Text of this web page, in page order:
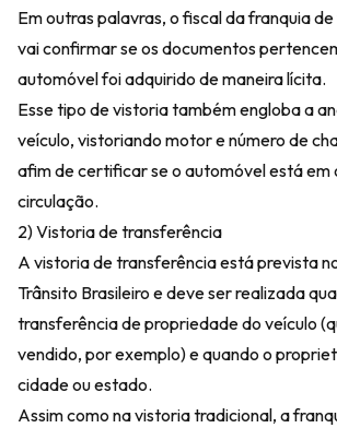
Em outras palavras, o fiscal da franquia
vai confirmar se os documentos
automóvel foi adquirido de maneira lícita.
Esse tipo de vistoria também engloba a
veículo, vistoriando motor e número de
afim de certificar se o automóvel está em
circulação.
2) Vistoria de transferência
A vistoria de transferência está prevista
Trânsito Brasileiro e deve ser realizada
transferência de propriedade do veículo
vendido, por exemplo) e quando o
cidade ou estado.
Assim como na vistoria tradicional, a